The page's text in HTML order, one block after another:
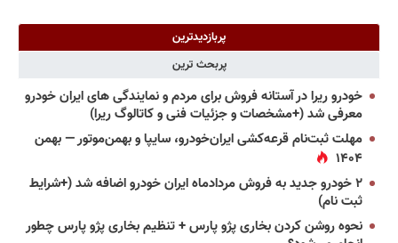
پربازدیدترین
پربحث ترین
خودرو ریرا در آستانه فروش برای مردم و نمایندگی های ایران خودرو
معرفی شد (+مشخصات و جزئیات فنی و کاتالوگ ریرا)
مهلت ثبت‌نام قرعه‌کشی ایران‌خودرو، سایپا و بهمن‌موتور — بهمن
۱۴۰۴
۲ خودرو جدید به فروش مردادماه ایران خودرو اضافه شد (+شرایط
ثبت نام)
نحوه روشن کردن بخاری پژو پارس + تنظیم بخاری پژو پارس چطور